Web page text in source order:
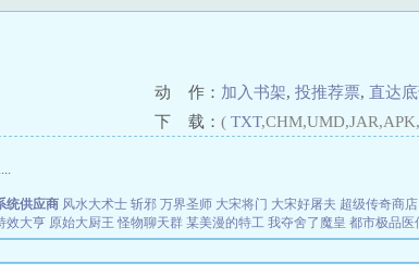
动 作： 加入书架, 投推荐票, 直达
下 载： ( TXT
统供应商 风水大术士 斩邪 万界圣师 大宋将门 大宋好屠夫 超级传奇商店
效大亨 原始大厨王 怪物聊天群 某美漫的特工 我夺舍了魔皇 都市极品医